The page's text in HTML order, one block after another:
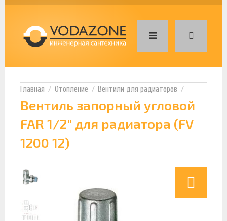
Отопление Вентили для радиаторов
Вентиль запорный угловой
FAR 1/2" для радиатора (FV
1200 12)